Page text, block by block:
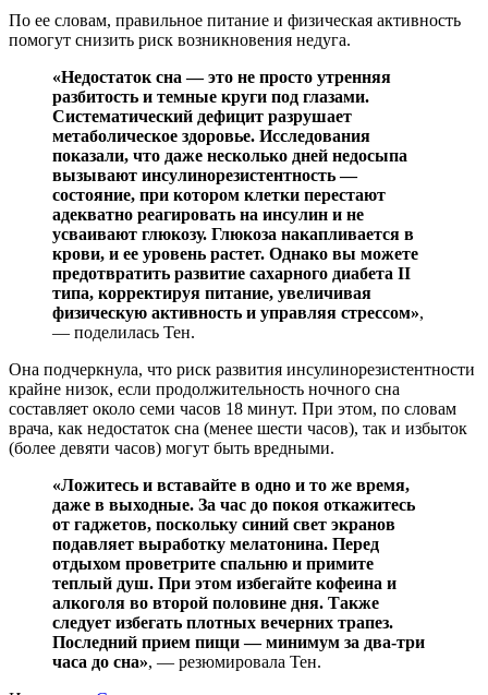
По ее словам, правильное питание и физическая активность
помогут снизить риск возникновения недуга.
«Недостаток сна — это не просто утренняя
разбитость и темные круги под глазами.
Систематический дефицит разрушает
метаболическое здоровье. Исследования
показали, что даже несколько дней недосыпа
вызывают инсулинорезистентность —
состояние, при котором клетки перестают
адекватно реагировать на инсулин и не
усваивают глюкозу. Глюкоза накапливается в
крови, и ее уровень растет. Однако вы можете
предотвратить развитие сахарного диабета II
типа, корректируя питание, увеличивая
физическую активность и управляя стрессом»,
— поделилась Тен.
Она подчеркнула, что риск развития инсулинорезистентности
крайне низок, если продолжительность ночного сна
составляет около семи часов 18 минут. При этом, по словам
врача, как недостаток сна (менее шести часов), так и избыток
(более девяти часов) могут быть вредными.
«Ложитесь и вставайте в одно и то же время,
даже в выходные. За час до покоя откажитесь
от гаджетов, поскольку синий свет экранов
подавляет выработку мелатонина. Перед
отдыхом проветрите спальню и примите
теплый душ. При этом избегайте кофеина и
алкоголя во второй половине дня. Также
следует избегать плотных вечерних трапез.
Последний прием пищи — минимум за два-три
часа до сна», — резюмировала Тен.